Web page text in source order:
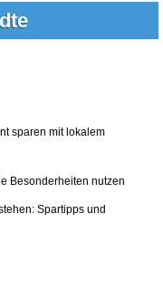
sparen mit lokalem
Besonderheiten nutzen
Spartipps und